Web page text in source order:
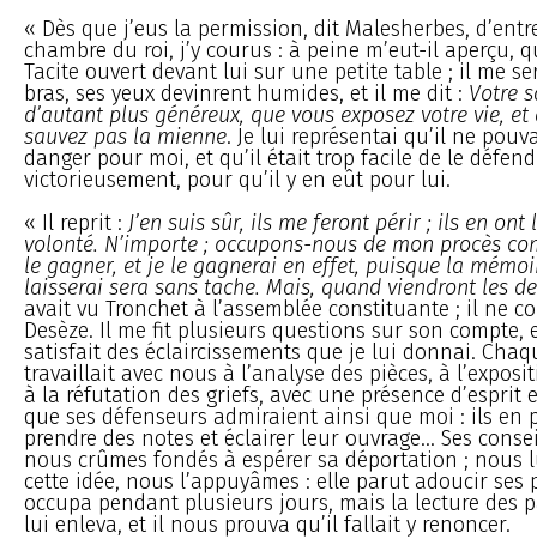
« Dès que j’eus la permission, dit Malesherbes,
chambre du roi, j’y courus : à peine m’eut-il aperçu,
Tacite ouvert devant lui sur une petite table ; il me
bras, ses yeux devinrent humides, et il me dit : Votre
d’autant plus généreux, que vous exposez votre vie, et
sauvez pas la mienne. Je lui représentai qu’il ne
danger pour moi, et qu’il était trop facile de le
victorieusement, pour qu’il y en eût pour lui.
« Il reprit : J’en suis sûr, ils me feront périr ; ils en
volonté. N’importe ; occupons-nous de mon procès
le gagner, et je le gagnerai en effet, puisque la
laisserai sera sans tache. Mais, quand viendront les
avait vu Tronchet à l’assemblée constituante ; il ne
Desèze. Il me fit plusieurs questions sur son compte,
satisfait des éclaircissements que je lui donnai.
travaillait avec nous à l’analyse des pièces, à
à la réfutation des griefs, avec une présence d’esprit
que ses défenseurs admiraient ainsi que moi : ils en
prendre des notes et éclairer leur ouvrage... Ses
nous crûmes fondés à espérer sa déportation ; nous
cette idée, nous l’appuyâmes : elle parut adoucir ses
occupa pendant plusieurs jours, mais la lecture des
lui enleva, et il nous prouva qu’il fallait y renoncer.